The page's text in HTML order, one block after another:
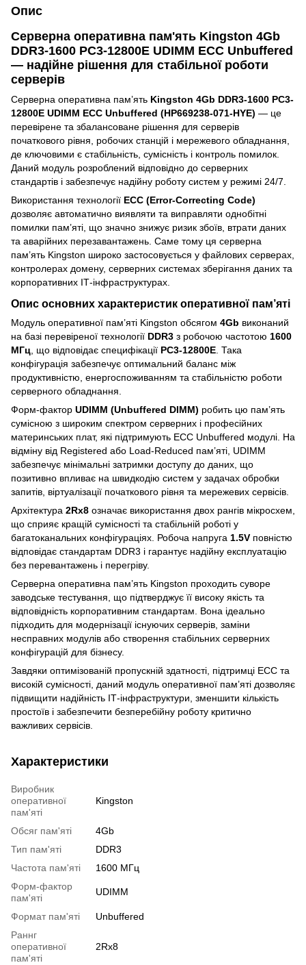
Опис
Серверна оперативна пам'ять Kingston 4Gb
DDR3-1600 PC3-12800E UDIMM ECC Unbuffered
— надійне рішення для стабільної роботи
серверів
Серверна оперативна пам’ять Kingston 4Gb DDR3-1600 PC3-
12800E UDIMM ECC Unbuffered (HP669238-071-HYE) — це
перевірене та збалансоване рішення для серверів
початкового рівня, робочих станцій і мережевого обладнання,
де ключовими є стабільність, сумісність і контроль помилок.
Даний модуль розроблений відповідно до серверних
стандартів і забезпечує надійну роботу систем у режимі 24/7.
Використання технології ECC (Error-Correcting Code)
дозволяє автоматично виявляти та виправляти однобітні
помилки пам’яті, що значно знижує ризик збоїв, втрати даних
та аварійних перезавантажень. Саме тому ця серверна
пам’ять Kingston широко застосовується у файлових серверах,
контролерах домену, серверних системах зберігання даних та
корпоративних ІТ-інфраструктурах.
Опис основних характеристик оперативної пам’яті
Модуль оперативної пам’яті Kingston обсягом 4Gb виконаний
на базі перевіреної технології DDR3 з робочою частотою 1600
МГц , що відповідає специфікації PC3-12800E . Така
конфігурація забезпечує оптимальний баланс між
продуктивністю, енергоспоживанням та стабільністю роботи
серверного обладнання.
Форм-фактор UDIMM (Unbuffered DIMM) робить цю пам’ять
сумісною з широким спектром серверних і професійних
материнських плат, які підтримують ECC Unbuffered модулі. На
відміну від Registered або Load-Reduced пам’яті, UDIMM
забезпечує мінімальні затримки доступу до даних, що
позитивно впливає на швидкодію систем у задачах обробки
запитів, віртуалізації початкового рівня та мережевих сервісів.
Архітектура 2Rx8 означає використання двох рангів мікросхем,
що сприяє кращій сумісності та стабільній роботі у
багатоканальних конфігураціях. Робоча напруга 1.5V повністю
відповідає стандартам DDR3 і гарантує надійну експлуатацію
без перевантажень і перегріву.
Серверна оперативна пам’ять Kingston проходить суворе
заводське тестування, що підтверджує її високу якість та
відповідність корпоративним стандартам. Вона ідеально
підходить для модернізації існуючих серверів, заміни
несправних модулів або створення стабільних серверних
конфігурацій для бізнесу.
Завдяки оптимізованій пропускній здатності, підтримці ECC та
високій сумісності, даний модуль оперативної пам’яті дозволяє
підвищити надійність ІТ-інфраструктури, зменшити кількість
простоїв і забезпечити безперебійну роботу критично
важливих сервісів.
Характеристики
Виробник
оперативної
пам'яті
Kingston
Обсяг пам'яті
4Gb
Тип пам'яті
DDR3
Частота пам'яті
1600 МГц
Форм-фактор
пам'яті
UDIMM
Формат пам'яті
Unbuffered
Раннг
оперативної
пам'яті
2Rx8